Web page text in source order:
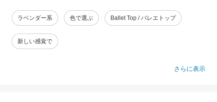
ラベンダー系 色で選ぶ Ballet Top / バレエトップ
新しい感覚で
さらに表示